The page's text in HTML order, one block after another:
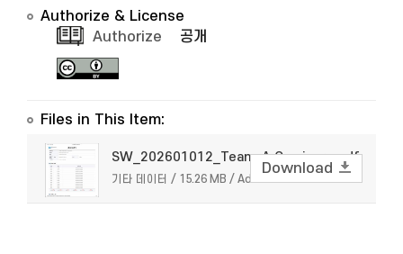
Authorize & License
Authorize
공개
Files in This Item:
SW_202601012_Team-A Omnivore.pdf
기타 데이터 / 15.26 MB / Adobe PDF
Download